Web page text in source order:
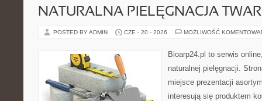
NATURALNA PIELĘGNACJA
POSTED BY ADMIN CZE - 20 - 2026 MOŻLIWOŚĆ
Bioarp24.pl to serwis
naturalnej pielęgnacji.
miejsce prezentacji
interesują się produktem